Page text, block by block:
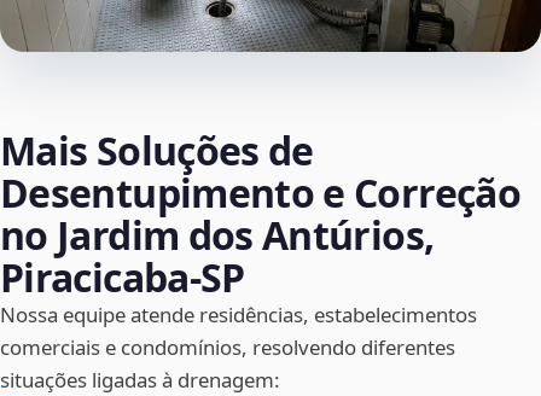
Mais Soluções de
Desentupimento e Correção
no Jardim dos Antúrios,
Piracicaba‑SP
Nossa equipe atende residências, estabelecimentos
comerciais e condomínios, resolvendo diferentes
situações ligadas à drenagem: